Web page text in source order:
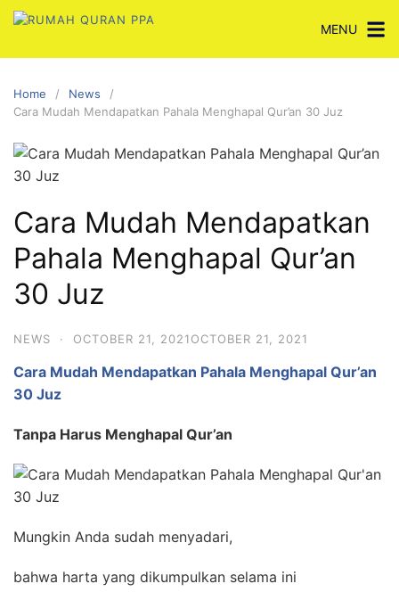
Skip
content
MENU
Home
News
Cara Mudah Mendapatkan Pahala Menghapal Qur’an 30 Juz
Cara Mudah Mendapatkan
Pahala Menghapal Qur’an
30 Juz
NEWS · OCTOBER 21, 2021OCTOBER 21, 2021
Cara Mudah Mendapatkan Pahala Menghapal Qur’an
30 Juz
Tanpa Harus Menghapal Qur’an
Mungkin Anda sudah menyadari,
bahwa harta yang dikumpulkan selama ini